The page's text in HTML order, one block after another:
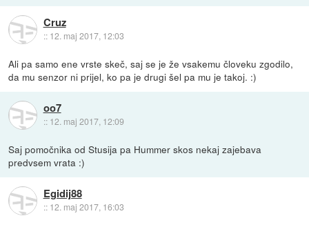
Cruz
:: 12. maj 2017, 12:03
Ali pa samo ene vrste skeč, saj se je že vsakemu človeku zgodilo,
da mu senzor ni prijel, ko pa je drugi šel pa mu je takoj. :)
oo7
:: 12. maj 2017, 12:09
Saj pomočnika od Stusija pa Hummer skos nekaj zajebava
predvsem vrata :)
Egidij88
:: 12. maj 2017, 16:03